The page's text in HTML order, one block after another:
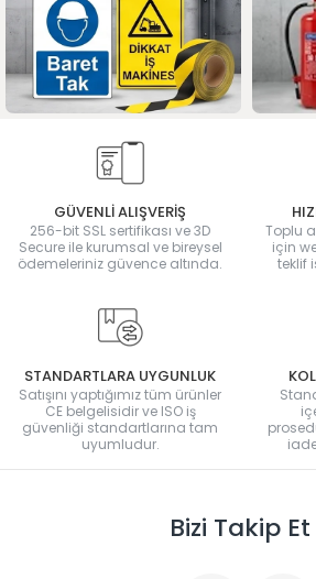
GÜVENLİ ALIŞVERİŞ
256-bit SSL sertifikası ve 3D
Secure ile kurumsal ve bireysel
ödemeleriniz güvence altında.
Toplu
için
teklif
STANDARTLARA UYGUNLUK
Satışını yaptığımız tüm ürünler
CE belgelisidir ve ISO iş
güvenliği standartlarına tam
uyumludur.
Bizi Takip Et